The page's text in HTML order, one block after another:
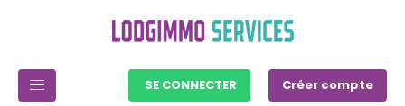
SE CONNECTER Créer compte